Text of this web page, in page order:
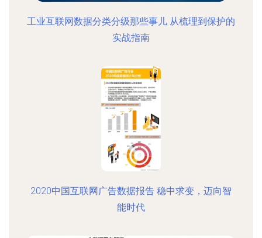
工业互联网数据分类分级那些事儿 从梳理到保护的
实战指南
2020中国互联网广告数据报告 稳中求变，迈向智
能时代